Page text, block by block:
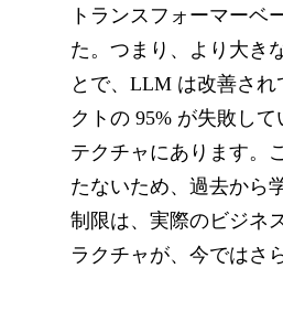
トランスフォーマーベ
た。つまり、より大き
とで、LLM は改善され
クトの 95% が失敗し
テクチャにあります。
たないため、過去から
制限は、実際のビジネ
ラクチャが、今ではさ